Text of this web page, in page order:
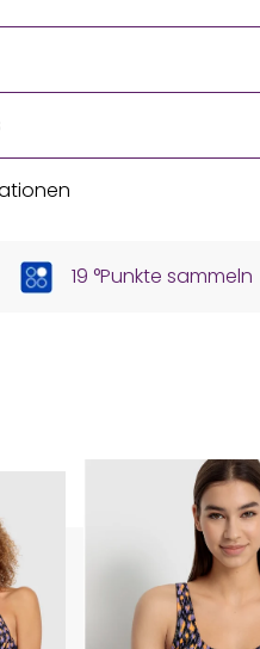
19 °Punkte sammeln